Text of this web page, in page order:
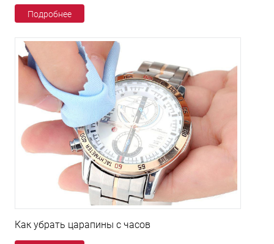
Подробнее
Как убрать царапины с часов